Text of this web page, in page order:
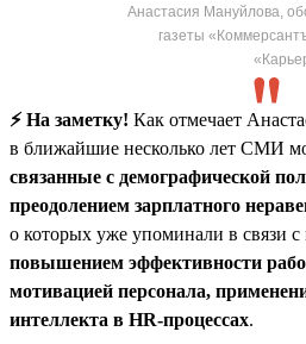
Анастасия Мануйлова,
газеты
⚡️ На заметку! Как отмечает
в ближайшие несколько лет СМИ
связанные с демографической
преодолением зарплатного
о которых уже упоминали в связи
повышением эффективности
мотивацией персонала,
интеллекта в HR-процессах.